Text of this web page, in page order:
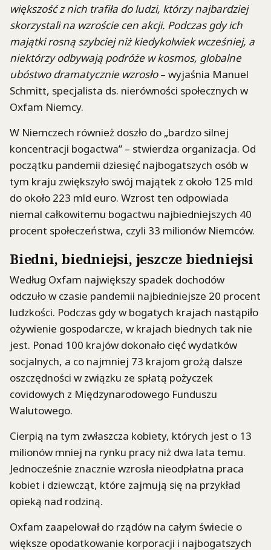
większość z nich trafiła do ludzi, którzy najbardziej
skorzystali na wzroście cen akcji. Podczas gdy ich
majątki rosną szybciej niż kiedykolwiek wcześniej, a
niektórzy odbywają podróże w kosmos, globalne
ubóstwo dramatycznie wzrosło– wyjaśnia Manuel
Schmitt, specjalista ds. nierówności społecznych w
Oxfam Niemcy.
W Niemczech również doszło do „bardzo silnej
koncentracji bogactwa” – stwierdza organizacja. Od
początku pandemii dziesięć najbogatszych osób w
tym kraju zwiększyło swój majątek z około 125 mld
do około 223 mld euro. Wzrost ten odpowiada
niemal całkowitemu bogactwu najbiedniejszych 40
procent społeczeństwa, czyli 33 milionów Niemców.
Biedni, biedniejsi, jeszcze biedniejsi
Według Oxfam największy spadek dochodów
odczuło w czasie pandemii najbiedniejsze 20 procent
ludzkości. Podczas gdy w bogatych krajach nastąpiło
ożywienie gospodarcze, w krajach biednych tak nie
jest. Ponad 100 krajów dokonało cięć wydatków
socjalnych, a co najmniej 73 krajom grożą dalsze
oszczędności w związku ze spłatą pożyczek
covidowych z Międzynarodowego Funduszu
Walutowego.
Cierpią na tym zwłaszcza kobiety, których jest o 13
milionów mniej na rynku pracy niż dwa lata temu.
Jednocześnie znacznie wzrosła nieodpłatna praca
kobiet i dziewcząt, które zajmują się na przykład
opieką nad rodziną.
Oxfam zaapelował do rządów na całym świecie o
większe opodatkowanie korporacji i najbogatszych